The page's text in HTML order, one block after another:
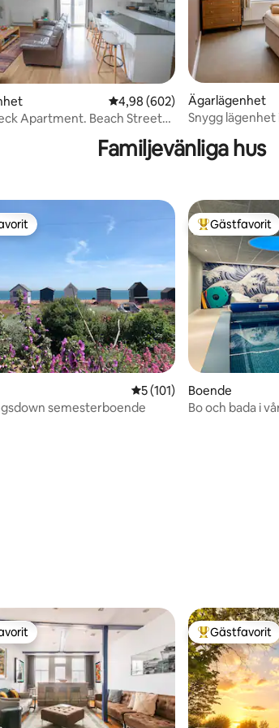
betyg, 125 omdömen
4,98 av 5 i genomsnittligt
4,98 (602)
Apartment. Beach Street
Ägarlägenhet
Snygg
Familjevänliga hus
betyg, 507 omdömen
5 av 5 i genomsnittligt
5 (101)
semesterboende
Populär
Gästfavorit
Boende
Bo och bada i
Populär
Gästfavorit